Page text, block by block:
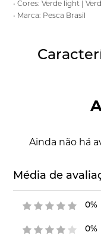
• Cores: Verde light |
• Marca: Pesca Brasil
Ainda não há
Média de
0%
0%